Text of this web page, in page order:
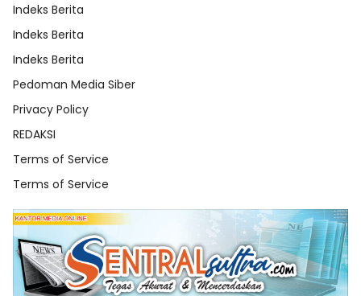
Indeks Berita
Indeks Berita
Indeks Berita
Pedoman Media Siber
Privacy Policy
REDAKSI
Terms of Service
Terms of Service